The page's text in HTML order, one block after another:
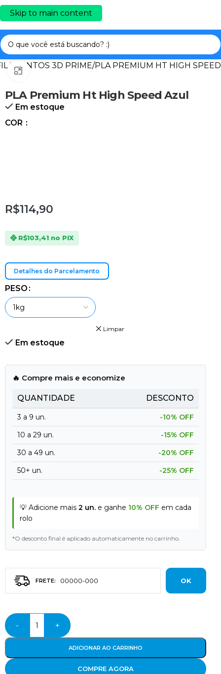
Skip to main content
3D PRIME/PLA PREMIUM HT HIGH SPEED
Clique para ampliar
PLA Premium Ht High Speed Azul
Em estoque
COR
R$114,90
R$103,41 no PIX
Detalhes do Parcelamento
PESO
Limpar
Em estoque
🔥 Compre mais e economize
QUANTIDADE DESCONTO
3 a 9 un.
-10% OFF
10 a 29 un.
-15% OFF
30 a 49 un.
-20% OFF
50+ un.
-25% OFF
💡 Adicione mais 2 un. e ganhe 10% OFF em cada
rolo
*O desconto final é aplicado automaticamente no carrinho.
OK
- +
ADICIONAR AO CARRINHO
COMPRE AGORA